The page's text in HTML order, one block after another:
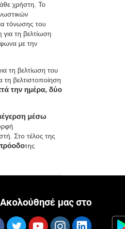
χρήστη. Το
τόνωσης του
τη βελτίωση
με την
τη βελτίωση του
τη βελτιστοποίηση
την ημέρα, δύο
μέσω
Στο τέλος της
της
Ακολούθησέ μας στο